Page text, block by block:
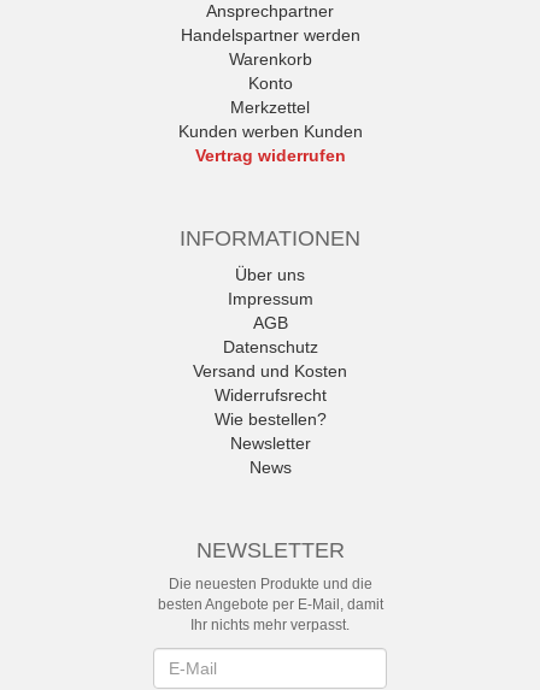
Ansprechpartner
Handelspartner werden
Warenkorb
Konto
Merkzettel
Kunden werben Kunden
Vertrag widerrufen
INFORMATIONEN
Über uns
Impressum
AGB
Datenschutz
Versand und Kosten
Widerrufsrecht
Wie bestellen?
Newsletter
News
NEWSLETTER
Die neuesten Produkte und die
besten Angebote per E-Mail, damit
Ihr nichts mehr verpasst.